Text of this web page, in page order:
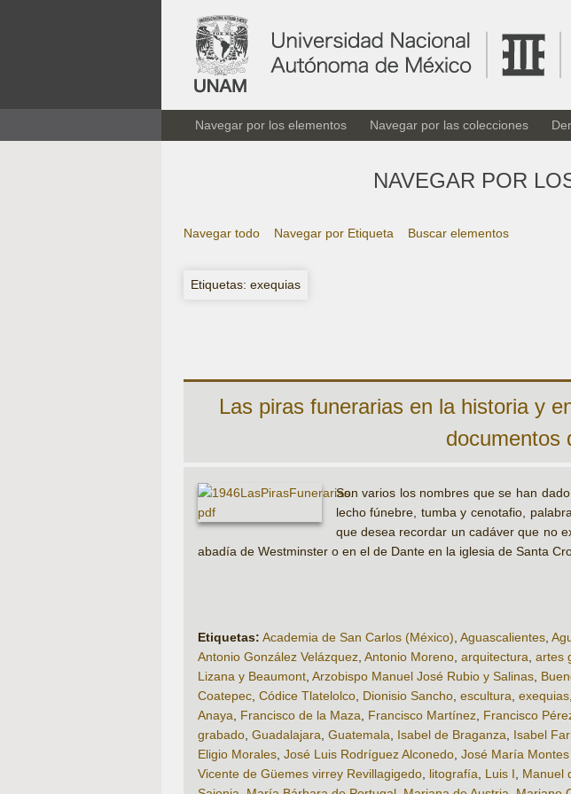
Navegar por los elementos Navegar por las colecciones
NAVEGAR POR
Navegar todo Navegar por Etiqueta Buscar elementos
Etiquetas: exequias
Las piras funerarias en la historia y
documentos
Son varios los nombres que se han
lecho fúnebre, tumba y cenotafio,
que desea recordar un cadáver que no
abadía de Westminster o en el de Dante en la iglesia de Santa
Etiquetas: Academia de San Carlos (México), Aguascalientes,
Antonio González Velázquez, Antonio Moreno, arquitectura, artes
Lizana y Beaumont, Arzobispo Manuel José Rubio y Salinas,
Coatepec, Códice Tlatelolco, Dionisio Sancho, escultura, exequias,
Anaya, Francisco de la Maza, Francisco Martínez, Francisco
grabado, Guadalajara, Guatemala, Isabel de Braganza, Isabel
Eligio Morales, José Luis Rodríguez Alconedo, José María
Vicente de Güemes virrey Revillagigedo, litografía, Luis I, Manuel